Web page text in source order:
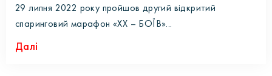
29 липня 2022 року пройшов другий відкритий
спаринговий марафон «XX – БОЇВ»...
Далі